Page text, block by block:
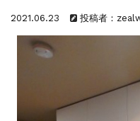
2021.06.23 投稿者：